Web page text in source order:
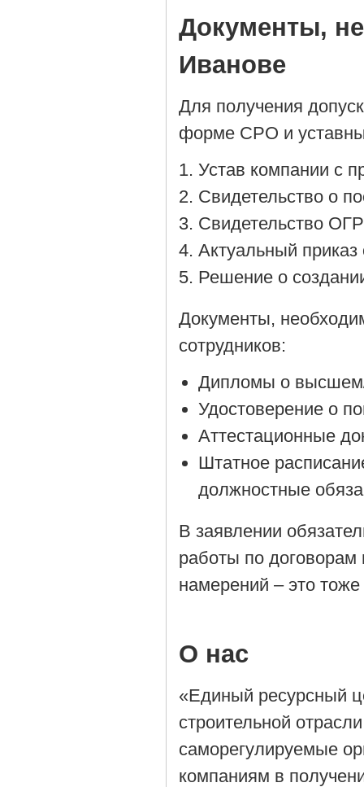
Документы,
Иванове
Для получения
форме СРО и
Устав компании с
Cвидетельство о
Cвидетельство
Актуальный приказ
Решение о
Документы,
сотрудников:
Дипломы о
Удостоверение о
Аттестационные
Штатное
должностные
В заявлении
работы по договорам
намерений – это
О нас
«Единый ресурсный
строительной
саморегулируемые
компаниям в